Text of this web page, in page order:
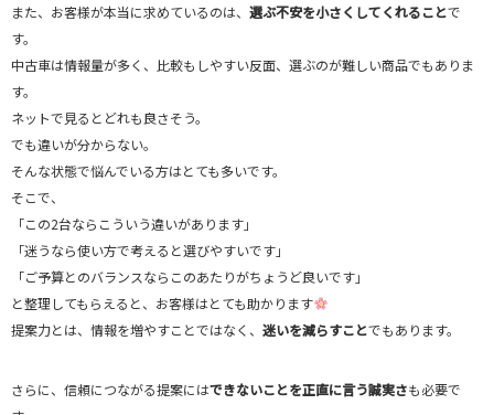
また、お客様が本当に求めているのは、 選ぶ不安を小さくしてくれることで
す。
中古車は情報量が多く、比較もしやすい反面、選ぶのが難しい商品でもありま
す。
ネットで見るとどれも良さそう。
でも違いが分からない。
そんな状態で悩んでいる方はとても多いです。
そこで、
「この2台ならこういう違いがあります」
「迷うなら使い方で考えると選びやすいです」
「ご予算とのバランスならこのあたりがちょうど良いです」
と整理してもらえると、お客様はとても助かります
提案力とは、情報を増やすことではなく、 迷いを減らすことでもあります。
さらに、信頼につながる提案にはできないことを正直に言う誠実さも必要で